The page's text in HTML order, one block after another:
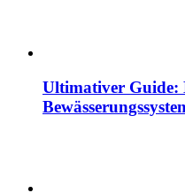
Ultimativer Guide: